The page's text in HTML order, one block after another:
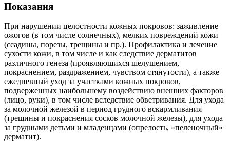
Показания
При нарушении целостности кожных покровов: заживление
ожогов (в том числе солнечных), мелких повреждений кожи
(ссадины, порезы, трещины и пр.). Профилактика и лечение
сухости кожи, в том числе и как следствие дерматитов
различного генеза (проявляющихся шелушением,
покраснением, раздражением, чувством стянутости), а также
ежедневный уход за участками кожных покровов,
подверженных наибольшему воздействию внешних факторов
(лицо, руки), в том числе вследствие обветривания. Для ухода
за молочной железой в период грудного вскармливания
(трещины и покраснения сосков молочной железы), для ухода
за грудными детьми и младенцами (опрелость, «пеленочный»
дерматит).